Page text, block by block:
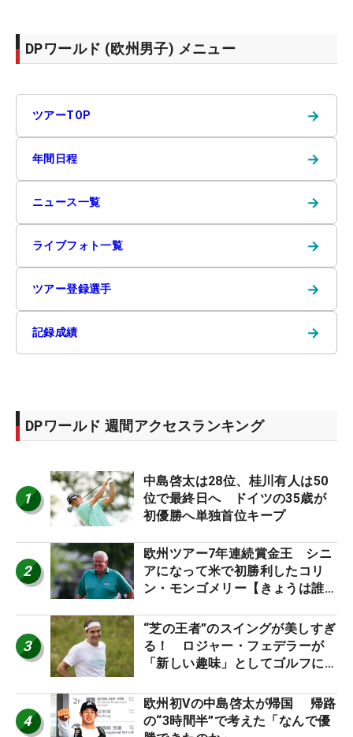
DPワールド (欧州男子) メニュー
ツアーTOP →
年間日程 →
ニュース一覧 →
ライブフォト一覧 →
ツアー登録選手 →
記録成績 →
DPワールド 週間アクセスランキング
1
中島啓太は28位、桂川有人は50
位で最終日へ ドイツの35歳が
初優勝へ単独首位キープ
2
欧州ツアー7年連続賞金王 シニ
アになって米で初勝利したコリ
ン・モンゴメリー【きょうは誰の
3
“芝の王者”のスイングが美しすぎ
る！ ロジャー・フェデラーが
「新しい趣味」としてゴルフに挑
4
欧州初Vの中島啓太が帰国 帰路
の“3時間半”で考えた「なんで優